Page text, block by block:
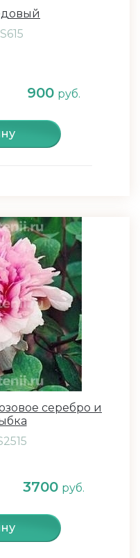
900 руб.
серебро и
3700 руб.